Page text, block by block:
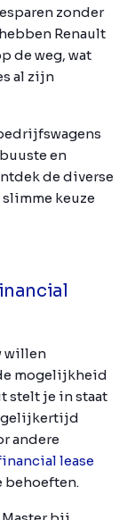
zonder
Renault
de weg, wat
al zijn
en
de diverse
slimme keuze
willen
mogelijkheid
stelt je in staat
andere
lease
behoeften.